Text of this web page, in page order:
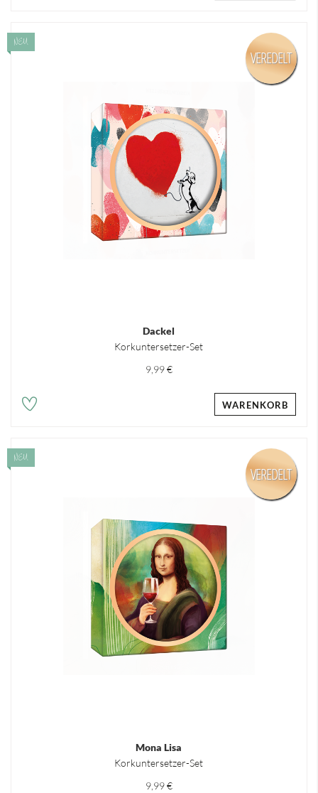
Dackel
Korkuntersetzer-Set
9,99 €
NEU
VEREDELT
WARENKORB
Mona Lisa
Korkuntersetzer-Set
9,99 €
NEU
VEREDELT